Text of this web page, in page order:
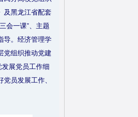
及黑龙江省配套
会一课”、主题
导。经济管理学
党组织推动党建
展党员工作细
员发展工作、